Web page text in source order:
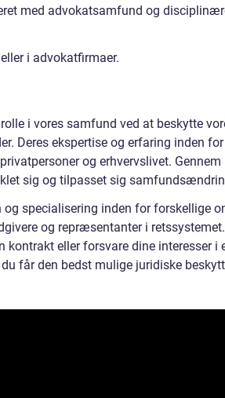
med advokatsamfund og
i advokatfirmaer.
i vores samfund ved at beskytte
Deres ekspertise og erfaring inden
og erhvervslivet. Gennem
sig og tilpasset sig
specialisering inden for forskellige
og repræsentanter i
kontrakt eller forsvare dine interesser i
får den bedst mulige juridiske